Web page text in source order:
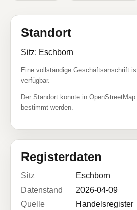
Standort
Sitz: Eschborn
Eine vollständige Geschäftsanschrift
verfügbar.
Der Standort konnte in
bestimmt werden.
Registerdaten
Sitz
Eschborn
Datenstand
2026-04-09
Quelle
Handelsregister